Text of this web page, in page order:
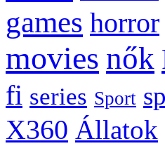
games horror
movies nők
fi series Sport
X360 Állatok